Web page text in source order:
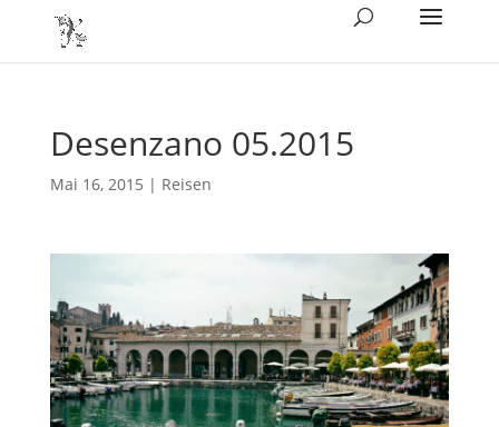
Desenzano 05.2015
Mai 16, 2015 | Reisen